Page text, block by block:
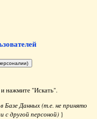
нажмите "Искать".
Базе Данных (т.е. не принято
с другой персоной) }